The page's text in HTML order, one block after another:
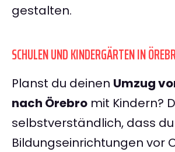
gestalten.
SCHULEN UND KINDERGÄRTEN IN
Planst du deinen Umzug
nach Örebro mit Kindern?
selbstverständlich, dass
Bildungseinrichtungen vor